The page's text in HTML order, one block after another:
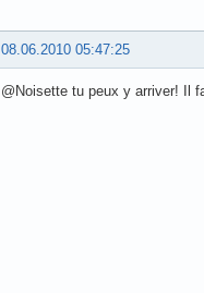
08.06.2010 05:47:25
@Noisette tu peux y arriver! Il